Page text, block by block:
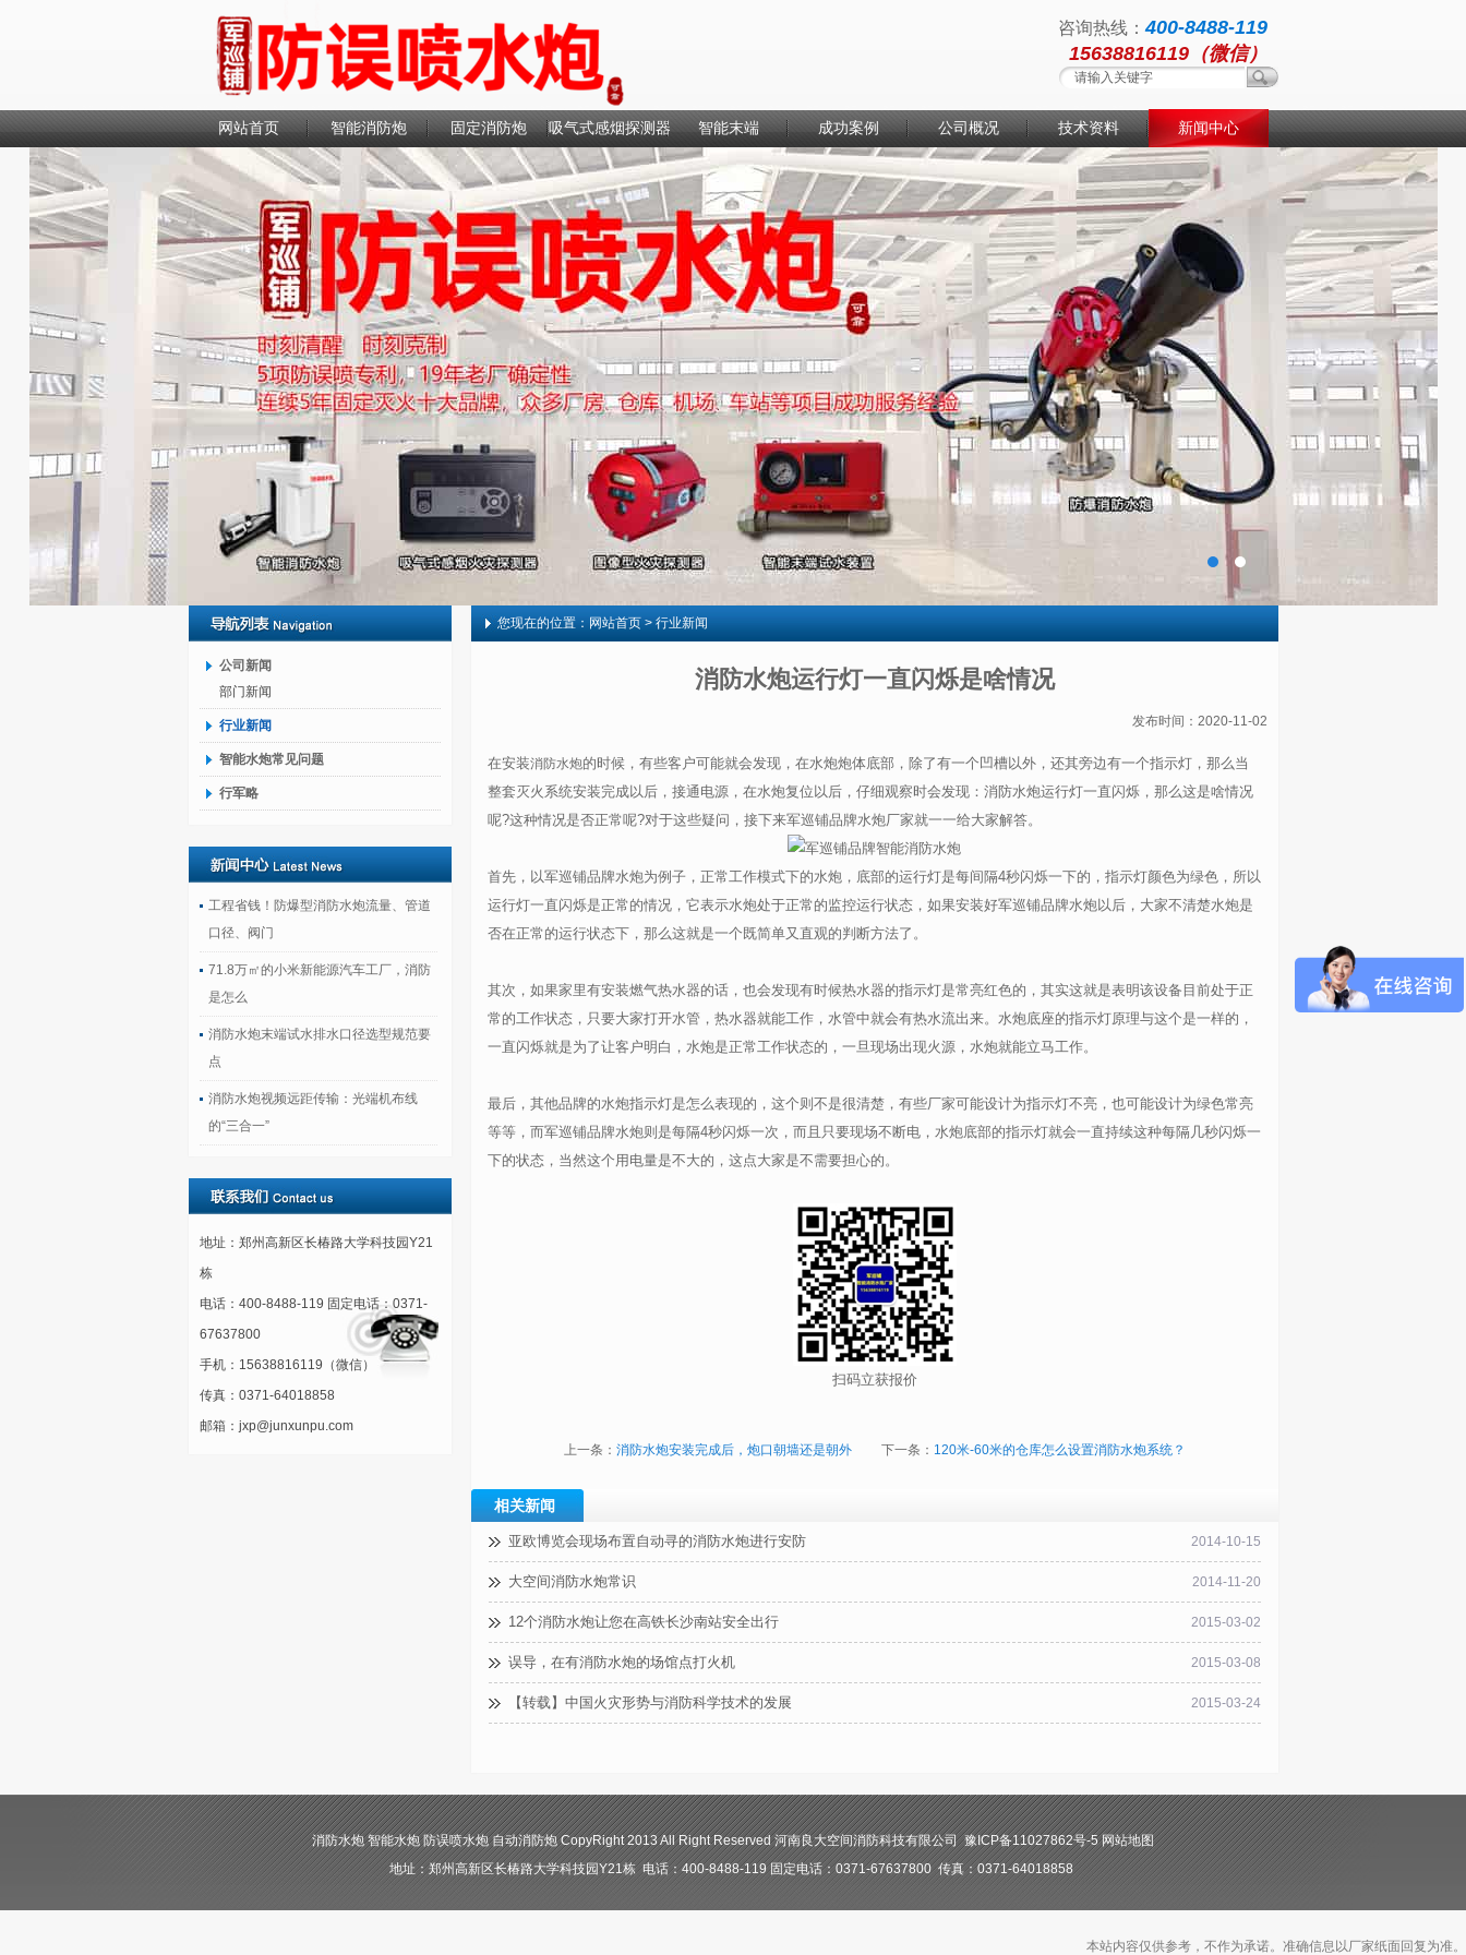
咨询热线：400-8488-119
15638816119（微信）
网站首页 智能消防炮 固定消防炮 吸气式感烟探测器 智能末端 成功案例 公司概况 技术资料 新闻中心
联系我们
公司新闻
部门新闻
行业新闻
智能水炮常见问题
行军略
工程省钱！防爆型消防水炮流量、管道
口径、阀门
71.8万㎡的小米新能源汽车工厂，消防
是怎么
消防水炮末端试水排水口径选型规范要
点
消防水炮视频远距传输：光端机布线
的“三合一”
地址：郑州高新区长椿路大学科技园Y21
栋
电话：400-8488-119 固定电话：0371-
67637800
手机：15638816119（微信）
传真：0371-64018858
邮箱：jxp@junxunpu.com
您现在的位置： 网站首页> 行业新闻
消防水炮运行灯一直闪烁是啥情况
发布时间：2020-11-02
在安装消防水炮的时候，有些客户可能就会发现，在水炮炮体底部，除了有一个凹槽以外，还其旁边有一个指示灯，那么当
整套灭火系统安装完成以后，接通电源，在水炮复位以后，仔细观察时会发现：消防水炮运行灯一直闪烁，那么这是啥情况
呢?这种情况是否正常呢?对于这些疑问，接下来军巡铺品牌水炮厂家就一一给大家解答。
首先，以军巡铺品牌水炮为例子，正常工作模式下的水炮，底部的运行灯是每间隔4秒闪烁一下的，指示灯颜色为绿色，所以
运行灯一直闪烁是正常的情况，它表示水炮处于正常的监控运行状态，如果安装好军巡铺品牌水炮以后，大家不清楚水炮是
否在正常的运行状态下，那么这就是一个既简单又直观的判断方法了。
其次，如果家里有安装燃气热水器的话，也会发现有时候热水器的指示灯是常亮红色的，其实这就是表明该设备目前处于正
常的工作状态，只要大家打开水管，热水器就能工作，水管中就会有热水流出来。水炮底座的指示灯原理与这个是一样的，
一直闪烁就是为了让客户明白，水炮是正常工作状态的，一旦现场出现火源，水炮就能立马工作。
最后，其他品牌的水炮指示灯是怎么表现的，这个则不是很清楚，有些厂家可能设计为指示灯不亮，也可能设计为绿色常亮
等等，而军巡铺品牌水炮则是每隔4秒闪烁一次，而且只要现场不断电，水炮底部的指示灯就会一直持续这种每隔几秒闪烁一
下的状态，当然这个用电量是不大的，这点大家是不需要担心的。
扫码立获报价
上一条： 消防水炮安装完成后，炮口朝墙还是朝外 下一条： 120米-60米的仓库怎么设置消防水炮系统？
相关新闻
2014-10-15
亚欧博览会现场布置自动寻的消防水炮进行安防
2014-11-20
大空间消防水炮常识
2015-03-02
12个消防水炮让您在高铁长沙南站安全出行
2015-03-08
误导，在有消防水炮的场馆点打火机
2015-03-24
【转载】中国火灾形势与消防科学技术的发展
消防水炮 智能水炮 防误喷水炮 自动消防炮 CopyRight 2013 All Right Reserved 河南良大空间消防科技有限公司 豫ICP备11027862号-5网站地图
地址：郑州高新区长椿路大学科技园Y21栋 电话：400-8488-119 固定电话：0371-67637800 传真：0371-64018858
本站内容仅供参考，不作为承诺。准确信息以厂家纸面回复为准。